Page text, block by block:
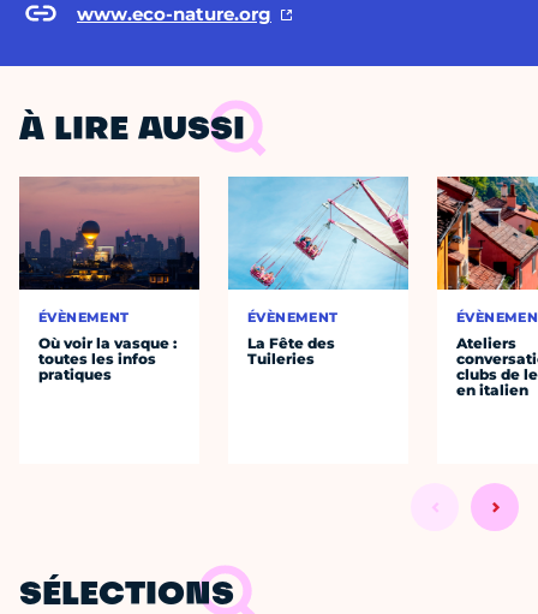
www.eco-nature.org
À LIRE AUSSI
ÉVÈNEMENT
Où voir la vasque :
toutes les infos
pratiques
ÉVÈNEMENT
La Fête des
Tuileries
Ateliers
clubs de
en italien
SÉLECTIONS